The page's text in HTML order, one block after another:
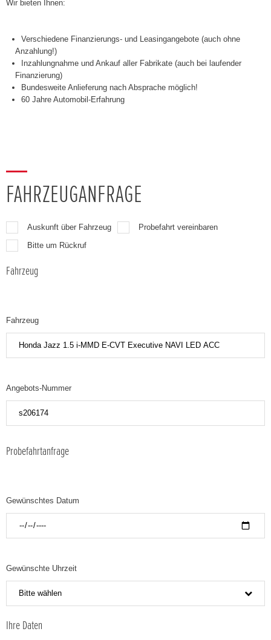
Wir bieten Ihnen:
Verschiedene Finanzierungs- und Leasingangebote (auch ohne
Anzahlung!)
Inzahlungnahme und Ankauf aller Fabrikate (auch bei laufender
Finanzierung)
Bundesweite Anlieferung nach Absprache möglich!
60 Jahre Automobil-Erfahrung
FAHRZEUGANFRAGE
Auskunft über Fahrzeug
Probefahrt vereinbaren
Bitte um Rückruf
Fahrzeug
Fahrzeug
Angebots-Nummer
Probefahrtanfrage
Gewünschtes Datum
Gewünschte Uhrzeit
Bitte wählen
Ihre Daten